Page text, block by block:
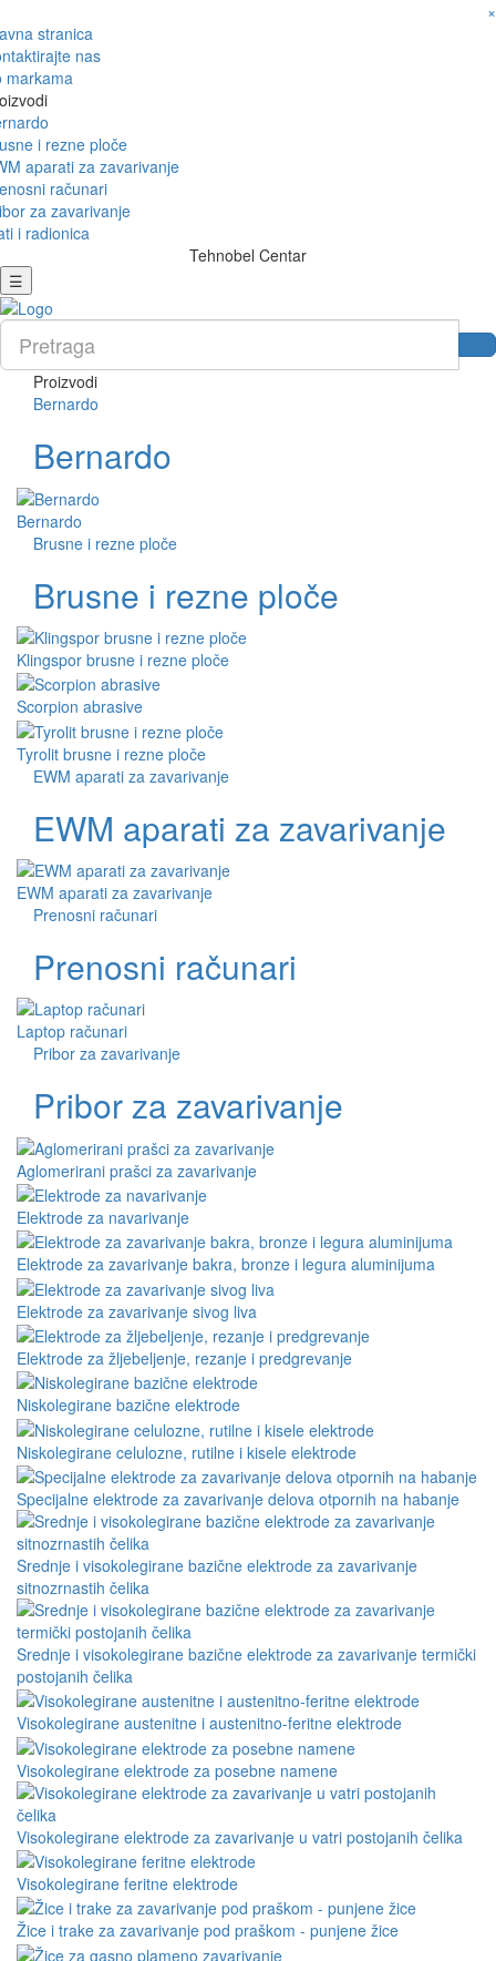
×
stranica
nas
markama
i rezne ploče
aparati za zavarivanje
računari
za zavarivanje
i radionica
Tehnobel Centar
☰
Proizvodi
Bernardo
Bernardo
Bernardo
Brusne i rezne ploče
Brusne i rezne ploče
Klingspor brusne i rezne ploče
Scorpion abrasive
Tyrolit brusne i rezne ploče
EWM aparati za zavarivanje
EWM aparati za zavarivanje
EWM aparati za zavarivanje
Prenosni računari
Prenosni računari
Laptop računari
Pribor za zavarivanje
Pribor za zavarivanje
Aglomerirani prašci za zavarivanje
Elektrode za navarivanje
Elektrode za zavarivanje bakra, bronze i legura aluminijuma
Elektrode za zavarivanje sivog liva
Elektrode za žljebeljenje, rezanje i predgrevanje
Niskolegirane bazične elektrode
Niskolegirane celulozne, rutilne i kisele elektrode
Specijalne elektrode za zavarivanje delova otpornih na habanje
Srednje i visokolegirane bazične elektrode za zavarivanje
sitnozrnastih čelika
Srednje i visokolegirane bazične elektrode za zavarivanje termički
postojanih čelika
Visokolegirane austenitne i austenitno-feritne elektrode
Visokolegirane elektrode za posebne namene
Visokolegirane elektrode za zavarivanje u vatri postojanih čelika
Visokolegirane feritne elektrode
Žice i trake za zavarivanje pod praškom - punjene žice